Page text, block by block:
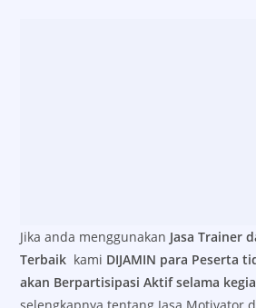
Jika anda menggunakan Jasa Trainer
Terbaik kami DIJAMIN para Peserta
akan Berpartisipasi Aktif selama